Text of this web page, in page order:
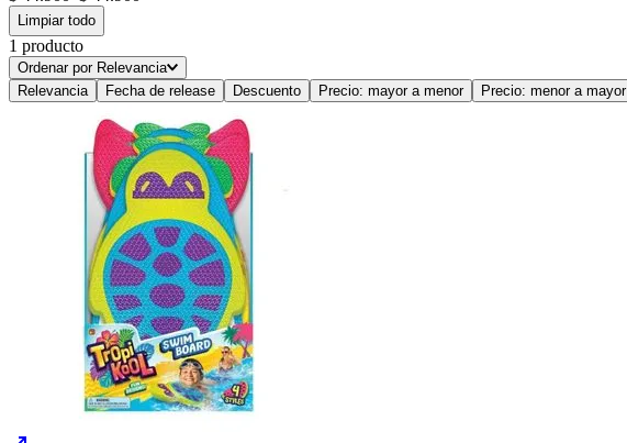
Limpiar todo
1 producto
Ordenar por Relevancia
Relevancia
Fecha de release Descuento Precio: mayor a menor Precio: menor a mayor